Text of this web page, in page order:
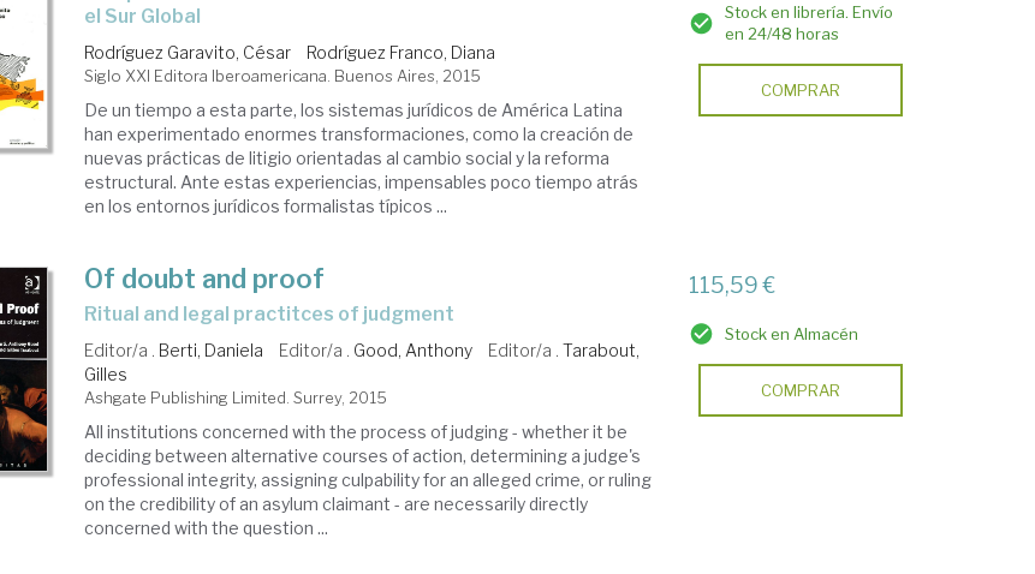
el Sur Global
Rodríguez Garavito, César Rodríguez Franco, Diana
Siglo XXI Editora Iberoamericana. Buenos Aires, 2015
De un tiempo a esta parte, los sistemas jurídicos de América Latina
han experimentado enormes transformaciones, como la creación de
nuevas prácticas de litigio orientadas al cambio social y la reforma
estructural. Ante estas experiencias, impensables poco tiempo atrás
en los entornos jurídicos formalistas típicos ...
Stock en librería. Envío
en 24/48 horas
COMPRAR
Of doubt and proof
ritual and legal practitces of judgment
Editor/a . Berti, Daniela Editor/a . Good, Anthony Editor/a .Tarabout,
Gilles
Ashgate Publishing Limited. Surrey, 2015
All institutions concerned with the process of judging - whether it be
deciding between alternative courses of action, determining a judge's
professional integrity, assigning culpability for an alleged crime, or ruling
on the credibility of an asylum claimant - are necessarily directly
concerned with the question ...
115,59 €
Stock en Almacén
COMPRAR